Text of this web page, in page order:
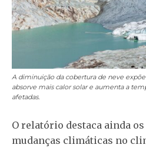
A diminuição da cobertura de neve
absorve mais calor solar e aumenta a
afetadas.
O relatório destaca ainda
mudanças climáticas no